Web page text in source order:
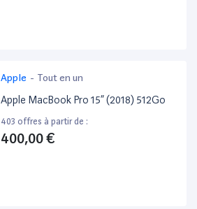
Apple - Tout en un
Apple MacBook Pro 15” (2018) 512Go
403 offres à partir de :
400,00 €